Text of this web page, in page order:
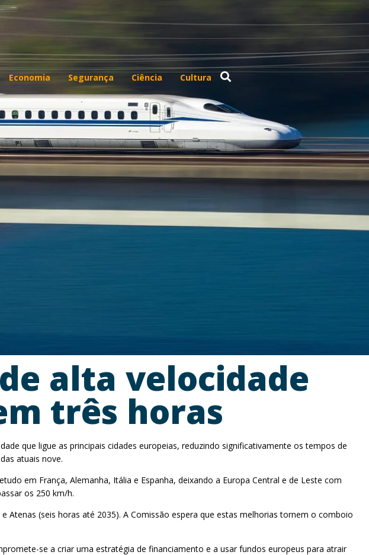
Economia Segurança Ciência Cultura
alta velocidade
três horas
que ligue as principais cidades europeias, reduzindo significativamente os tempos de
atuais nove.
em França, Alemanha, Itália e Espanha, deixando a Europa Central e de Leste com
os 250 km/h.
(seis horas até 2035). A Comissão espera que estas melhorias tornem o comboio
se a criar uma estratégia de financiamento e a usar fundos europeus para atrair